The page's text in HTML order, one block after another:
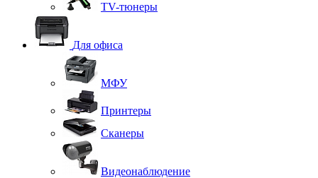
TV-тюнеры
Для офиса
МФУ
Принтеры
Сканеры
Видеонаблюдение